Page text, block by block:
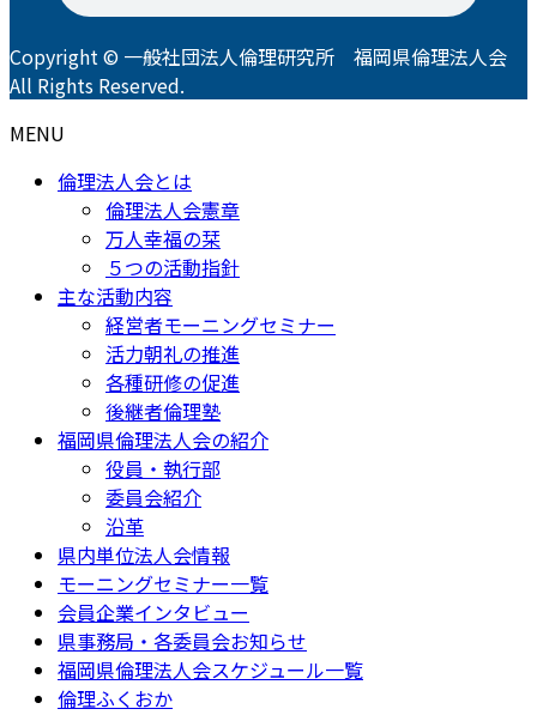
Copyright © 一般社団法人倫理研究所 福岡県倫理法人会
All Rights Reserved.
MENU
倫理法人会とは
倫理法人会憲章
万人幸福の栞
５つの活動指針
主な活動内容
経営者モーニングセミナー
活力朝礼の推進
各種研修の促進
後継者倫理塾
福岡県倫理法人会の紹介
役員・執行部
委員会紹介
沿革
県内単位法人会情報
モーニングセミナー一覧
会員企業インタビュー
県事務局・各委員会お知らせ
福岡県倫理法人会スケジュール一覧
倫理ふくおか